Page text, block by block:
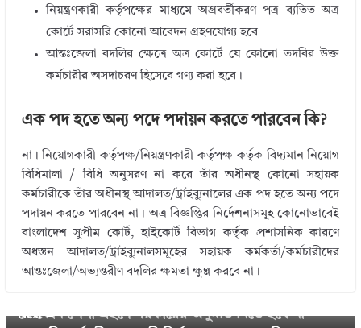
নিয়ন্ত্রণকারী কর্তৃপক্ষের মাধ্যমে অগ্রবর্তীকরণ পত্র ব্যতিত অত্র
কোর্টে সরাসরি কোনো আবেদন গ্রহণযোগ্য হবে
আন্তঃজেলা বদলির ক্ষেত্রে অত্র কোর্টে যে কোনো তদবির উক্ত
কর্মচারীর অসদাচরণ হিসেবে গণ্য করা হবে।
এক পদ হতে অন্য পদে পদায়ন করতে পারবেন কি?
না। নিয়োগকারী কর্তৃপক্ষ/নিয়ন্ত্রণকারী কর্তৃপক্ষ কর্তৃক বিদ্যমান নিয়োগ
বিধিমালা / বিধি অনুসরণ না করে তাঁর অধীনস্থ কোনো সহায়ক
কর্মচারীকে তাঁর অধীনস্থ আদালত/ট্রাইব্যুনালের এক পদ হতে অন্য পদে
পদায়ন করতে পারবেন না। অত্র বিজ্ঞপ্তির নির্দেশনাসমূহ কোনোভাবেই
বাংলাদেশ সুপ্রীম কোর্ট, হাইকোর্ট বিভাগ কর্তৃক প্রশাসনিক কারণে
অধস্তন আদালত/ট্রাইব্যুনালসমূহের সহায়ক কর্মকর্তা/কর্মচারীদের
আন্তঃজেলা/অভ্যন্তরীণ বদলির ক্ষমতা ক্ষুণ্ণ করবে না।
← Previous
যে কোন পেশা গ্রহণে সরকারের অনুমতি নিতে হবে না
Next →